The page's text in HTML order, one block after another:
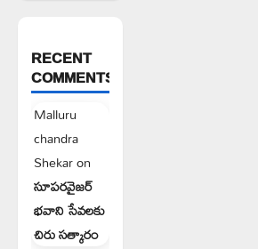
RECENT
COMMENTS
Malluru
chandra
Shekaron
సూపరవైజర్
భవాని సేవలకు
చిరు సత్కారం